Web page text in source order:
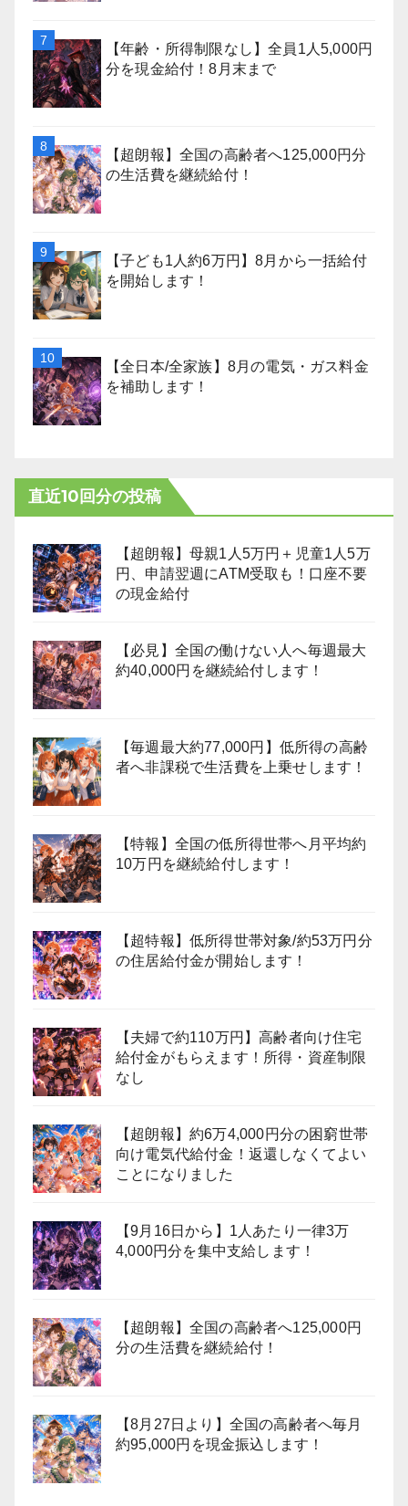
【年齢・所得制限なし】全員1人5,000円
分を現金給付！8月末まで
【超朗報】全国の高齢者へ125,000円分
の生活費を継続給付！
【子ども1人約6万円】8月から一括給付
を開始します！
【全日本/全家族】8月の電気・ガス料金
を補助します！
直近10回分の投稿
【超朗報】母親1人5万円＋児童1人5万
円、申請翌週にATM受取も！口座不要
の現金給付
【必見】全国の働けない人へ毎週最大
約40,000円を継続給付します！
【毎週最大約77,000円】低所得の高齢
者へ非課税で生活費を上乗せします！
【特報】全国の低所得世帯へ月平均約
10万円を継続給付します！
【超特報】低所得世帯対象/約53万円分
の住居給付金が開始します！
【夫婦で約110万円】高齢者向け住宅
給付金がもらえます！所得・資産制限
なし
【超朗報】約6万4,000円分の困窮世帯
向け電気代給付金！返還しなくてよい
ことになりました
【9月16日から】1人あたり一律3万
4,000円分を集中支給します！
【超朗報】全国の高齢者へ125,000円
分の生活費を継続給付！
【8月27日より】全国の高齢者へ毎月
約95,000円を現金振込します！